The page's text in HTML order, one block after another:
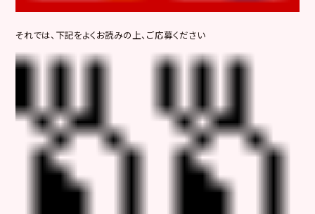
それでは、下記をよくお読みの上、ご応募ください